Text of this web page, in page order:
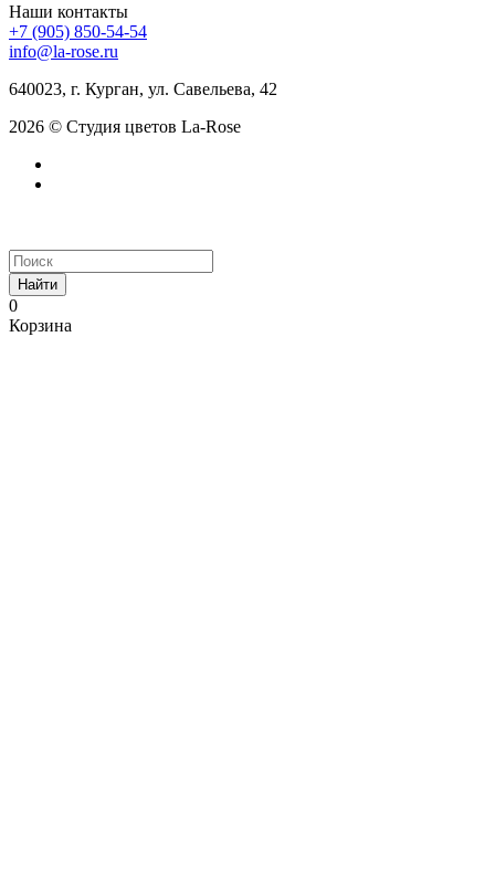
Наши контакты
+7 (905) 850-54-54
info@la-rose.ru
640023, г. Курган, ул. Савельева, 42
2026 © Студия цветов La-Rose
Найти
0
Корзина